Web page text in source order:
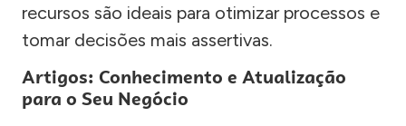
recursos são ideais para otimizar processos e
tomar decisões mais assertivas.
Artigos: Conhecimento e Atualização
para o Seu Negócio